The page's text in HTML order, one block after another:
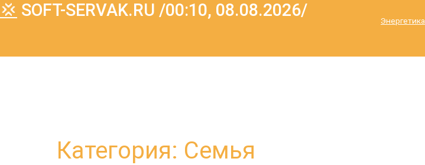
💢 SOFT-SERVAK.RU /00:10, 08.08.2026/
Энергетика
Категория: Семья